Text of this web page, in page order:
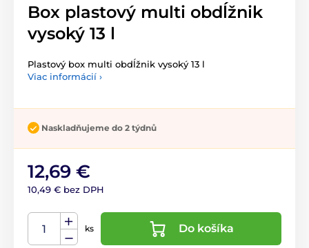
Box plastový multi obdĺžnik
vysoký 13 l
Plastový box multi obdĺžnik vysoký 13 l
Viac informácií ›
Naskladňujeme do 2 týdnů
12,69 €
10,49 € bez DPH
ks Do košíka